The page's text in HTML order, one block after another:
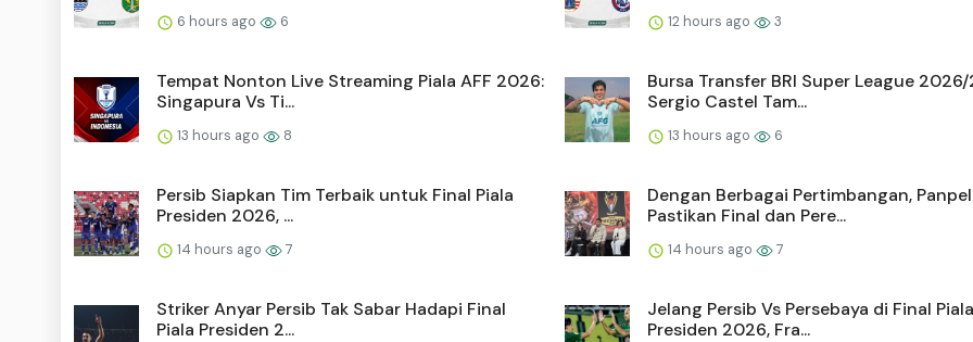
6 hours ago 6 12 hours ago 3
Tempat Nonton Live Streaming Piala AFF 2026:
Singapura Vs Ti...
13 hours ago 8
Bursa Transfer BRI Super League
Sergio Castel Tam...
13 hours ago 6
Persib Siapkan Tim Terbaik untuk Final Piala
Presiden 2026, ...
14 hours ago 7
Dengan Berbagai Pertimbangan, Panpel
Pastikan Final dan Pere...
14 hours ago 7
Striker Anyar Persib Tak Sabar Hadapi Final
Piala Presiden 2...
Jelang Persib Vs Persebaya di Final Piala
Presiden 2026, Fra...